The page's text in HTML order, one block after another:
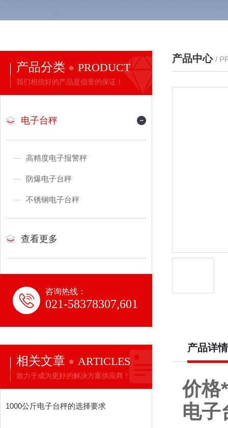
产品分类 PRODUCT
我们相信好的产品是信誉的保证！
电子台秤
高精度电子报警秤
防爆电子台秤
不锈钢电子台秤
查看更多
咨询热线：
021-58378307,601
相关文章 ARTICLES
致力于成为更好的解决方案供应商！
1000公斤电子台秤的选择要求
产品中心 /
产品详情
价格
电子